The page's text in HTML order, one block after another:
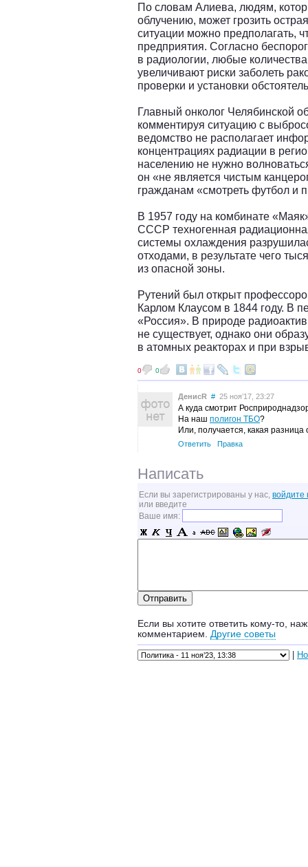
По словам Алиева, людям,
облучению, может грозить
ситуации можно предполагать,
предприятия. Согласно
в радиологии, любые
увеличивают риски заболеть
проверки и установки
Главный онколог Челябинской
комментируя ситуацию с
ведомство не располагает
концентрациях радиации в
населению не нужно
он «не является чистым
гражданам «смотреть футбол и
В 1957 году на комбинате
СССР техногенная
системы охлаждения
отходами, в результате чего
из опасной зоны.
Рутений был открыт
Карлом Клаусом в 1844 году. В
«Россия». В природе
не существует, однако они
в атомных реакторах и при
0 0
ДенисR # 25 ноя’17, 23:27
А куда смотрит
На наш полигон ТБО?
Или, получается, какая разница
Ответить Правка
Написать
Если вы зарегистрированы у нас, войдите
или введите
Ваше имя:
Если вы хотите ответить кому-то,
комментарием. Другие советы